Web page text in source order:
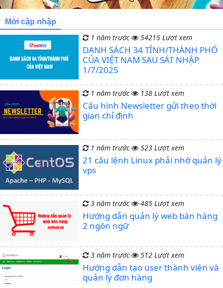
Mới cập nhập
1 năm trước 54215 Lượt xem
DANH SÁCH 34 TỈNH/THÀNH PHỐ
CỦA VIỆT NAM SAU SÁT NHẬP
1/7/2025
1 năm trước 138 Lượt xem
Cấu hình Newsletter gửi theo thời
gian chỉ định
1 năm trước 523 Lượt xem
21 câu lệnh Linux phải nhớ quản lý
vps
3 năm trước 485 Lượt xem
Hướng dẫn quản lý web bán hàng
2 ngôn ngữ
3 năm trước 512 Lượt xem
Hướng dẫn tạo user thành viên và
quản lý đơn hàng